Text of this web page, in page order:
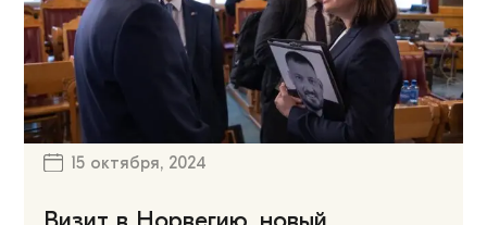
15 октября, 2024